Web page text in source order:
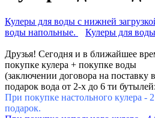
Кулеры для воды с нижней
воды напольные.
Кулеры для
Друзья! Сегодня и в ближайшее
покупке кулера + покупке воды
(заключении договора на поставку
подарок вода от 2-х до 6 ти бутылей:
При покупке настольного кулера -
подарок.